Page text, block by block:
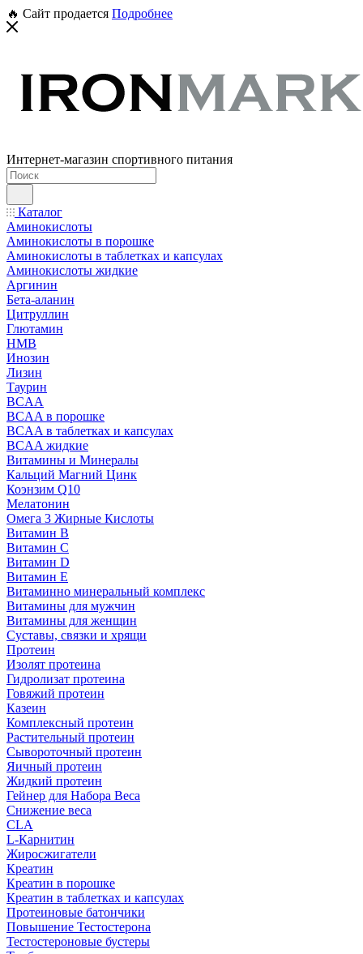
🔥 Сайт продается Подробнее
Интернет-магазин спортивного питания
Каталог
Аминокислоты
Аминокислоты в порошке
Аминокислоты в таблетках и капсулах
Аминокислоты жидкие
Аргинин
Бета-аланин
Цитруллин
Глютамин
HMB
Инозин
Лизин
Таурин
BCAA
BCAA в порошке
BCAA в таблетках и капсулах
BCAA жидкие
Витамины и Минералы
Кальций Магний Цинк
Коэнзим Q10
Мелатонин
Омега 3 Жирные Кислоты
Витамин B
Витамин C
Витамин D
Витамин E
Витаминно минеральный комплекс
Витамины для мужчин
Витамины для женщин
Суставы, связки и хрящи
Протеин
Изолят протеина
Гидролизат протеина
Говяжий протеин
Казеин
Комплексный протеин
Растительный протеин
Сывороточный протеин
Яичный протеин
Жидкий протеин
Гейнер для Набора Веса
Снижение веса
CLA
L-Карнитин
Жиросжигатели
Креатин
Креатин в порошке
Креатин в таблетках и капсулах
Протеиновые батончики
Повышение Тестостерона
Тестостероновые бустеры